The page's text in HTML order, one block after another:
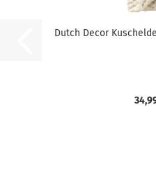
Dutch Decor